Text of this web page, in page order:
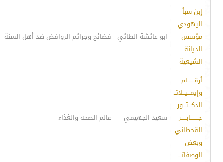
إبن سبأ
اليهودي
مؤسس
الديانة
الشيعية
ابو عائشة الطائي فضائح وجرائم الروافض ضد أهل السنة
أرقـــــــام
وإيمـــيــلاتــ
الدكـــتـــور
جــــــــابـــــر
القحطاني
وبعض
الوصفاتـــ
سعيد الجهيمي عالم الصحه والغذاء